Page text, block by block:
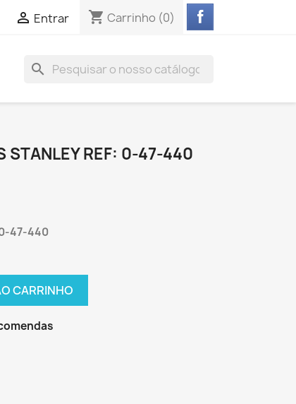
 Entrar shopping_cart Carrinho (0)
search
STANLEY REF: 0-47-440
47-440
CARRINHO